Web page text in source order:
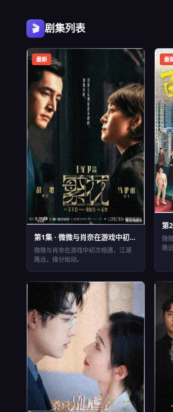
🎬 剧集列表
EP1 ⏱ 42分钟
最新
第1集 · 微微与肖奈在游戏中初...
微微与肖奈在游戏中初次相遇，江湖
路远，缘分始动。
最
第
微
路